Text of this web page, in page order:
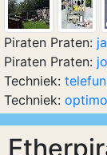
Piraten Praten:
Piraten Praten:
Techniek:
Techniek: